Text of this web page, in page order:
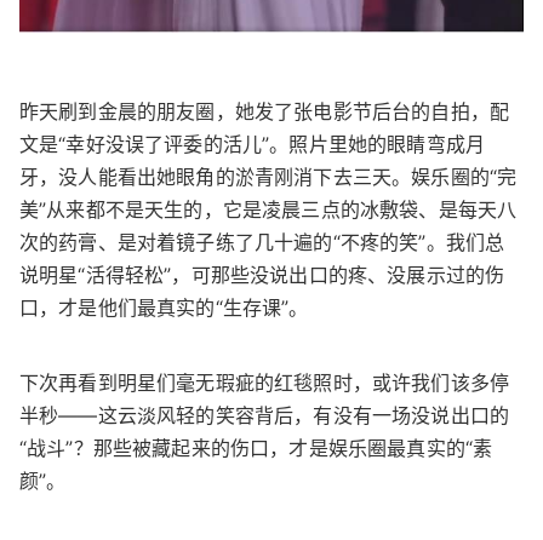
昨天刷到金晨的朋友圈，她发了张电影节后台的自拍，配
文是“幸好没误了评委的活儿”。照片里她的眼睛弯成月
牙，没人能看出她眼角的淤青刚消下去三天。娱乐圈的“完
美”从来都不是天生的，它是凌晨三点的冰敷袋、是每天八
次的药膏、是对着镜子练了几十遍的“不疼的笑”。我们总
说明星“活得轻松”，可那些没说出口的疼、没展示过的伤
口，才是他们最真实的“生存课”。
下次再看到明星们毫无瑕疵的红毯照时，或许我们该多停
半秒——这云淡风轻的笑容背后，有没有一场没说出口的
“战斗”？那些被藏起来的伤口，才是娱乐圈最真实的“素
颜”。